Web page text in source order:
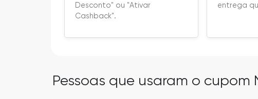
Desconto" ou "Ativar
Cashback".
entrega
Pessoas que usaram o cupom